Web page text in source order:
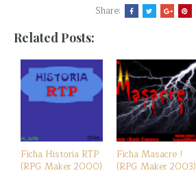
Share:
Related Posts:
Ficha Historia RTP
(RPG Maker 2000)
Ficha Masacre !
(RPG Maker 2003)